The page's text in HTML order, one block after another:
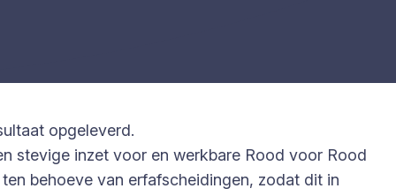
opgeleverd.
stevige inzet voor en werkbare Rood voor Rood
behoeve van erfafscheidingen, zodat dit in